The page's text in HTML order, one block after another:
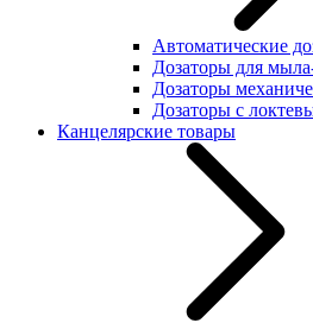
Автоматические
Дозаторы для
Дозаторы
Дозаторы с
Канцелярские товары